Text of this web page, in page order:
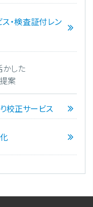
・検査証付レン
した
案
校正サービス